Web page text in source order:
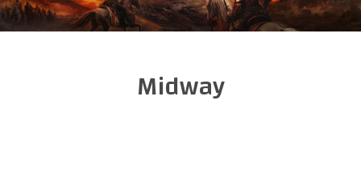
Midway